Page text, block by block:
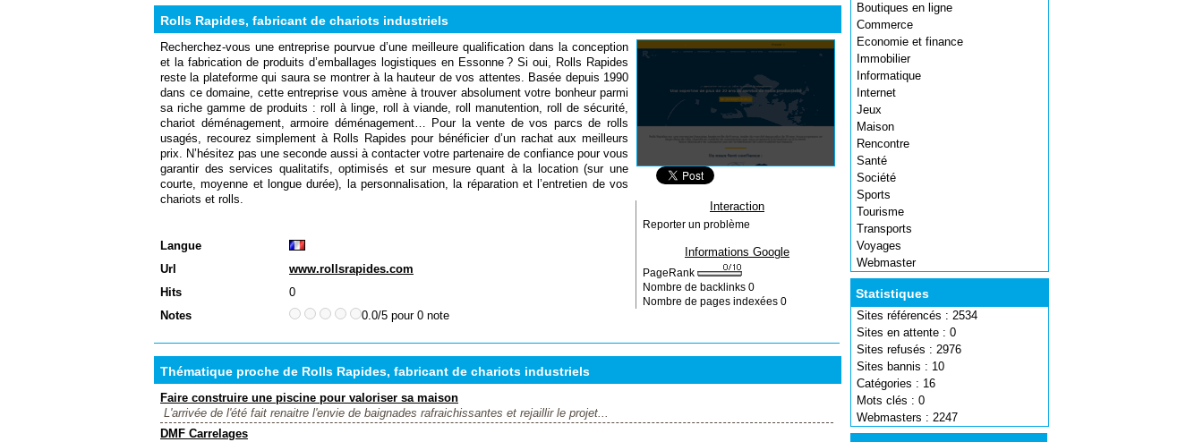
Boutiques en ligne
Commerce
Economie et finance
Immobilier
Informatique
Internet
Jeux
Maison
Rencontre
Santé
Société
Sports
Tourisme
Transports
Voyages
Webmaster
Statistiques
Sites référencés : 2534
Sites en attente : 0
Sites refusés : 2976
Sites bannis : 10
Catégories : 16
Mots clés : 0
Webmasters : 2247
Rolls Rapides, fabricant de chariots industriels
Recherchez-vous une entreprise pourvue d’une meilleure qualification dans la conception
et la fabrication de produits d’emballages logistiques en Essonne ? Si oui, Rolls Rapides
reste la plateforme qui saura se montrer à la hauteur de vos attentes. Basée depuis 1990
dans ce domaine, cette entreprise vous amène à trouver absolument votre bonheur parmi
sa riche gamme de produits : roll à linge, roll à viande, roll manutention, roll de sécurité,
chariot déménagement, armoire déménagement… Pour la vente de vos parcs de rolls
usagés, recourez simplement à Rolls Rapides pour bénéficier d’un rachat aux meilleurs
prix. N’hésitez pas une seconde aussi à contacter votre partenaire de confiance pour vous
garantir des services qualitatifs, optimisés et sur mesure quant à la location (sur une
courte, moyenne et longue durée), la personnalisation, la réparation et l’entretien de vos
chariots et rolls.
Langue
Url
www.rollsrapides.com
Hits
0
Notes
0.0/5 pour 0 note
Interaction
Reporter un problème
Informations Google
PageRank
Nombre de backlinks 0
Nombre de pages indexées 0
Thématique proche de Rolls Rapides, fabricant de chariots industriels
Faire construire une piscine pour valoriser sa maison
L'arrivée de l'été fait renaitre l'envie de baignades rafraichissantes et rejaillir le projet...
DMF Carrelages